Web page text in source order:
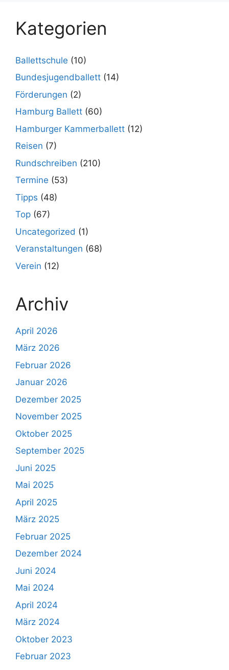
Kategorien
Ballettschule (10)
Bundesjugendballett (14)
Förderungen (2)
Hamburg Ballett (60)
Hamburger Kammerballett (12)
Reisen (7)
Rundschreiben (210)
Termine (53)
Tipps (48)
Top (67)
Uncategorized (1)
Veranstaltungen (68)
Verein (12)
Archiv
April 2026
März 2026
Februar 2026
Januar 2026
Dezember 2025
November 2025
Oktober 2025
September 2025
Juni 2025
Mai 2025
April 2025
März 2025
Februar 2025
Dezember 2024
Juni 2024
Mai 2024
April 2024
März 2024
Oktober 2023
Februar 2023